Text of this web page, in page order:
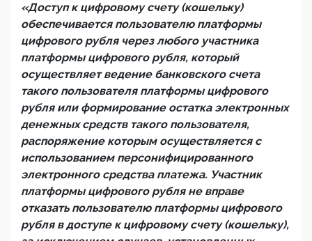
«Доступ к цифровому счету (кошельку)
обеспечивается пользователю платформы
цифрового рубля через любого участника
платформы цифрового рубля, который
осуществляет ведение банковского счета
такого пользователя платформы цифрового
рубля или формирование остатка электронных
денежных средств такого пользователя,
распоряжение которым осуществляется с
использованием персонифицированного
электронного средства платежа. Участник
платформы цифрового рубля не вправе
отказать пользователю платформы цифрового
рубля в доступе к цифровому счету (кошельку),